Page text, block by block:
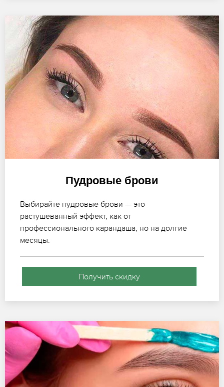
Пудровые брови
Выбирайте пудровые брови — это
растушеванный эффект, как от
профессионального карандаша, но на долгие
месяцы.
Получить скидку